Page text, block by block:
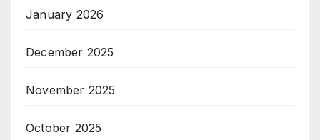
January 2026
December 2025
November 2025
October 2025